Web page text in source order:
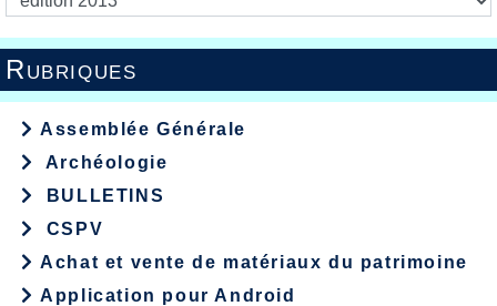
Rubriques
Assemblée Générale
Archéologie
BULLETINS
CSPV
Achat et vente de matériaux du patrimoine
Application pour Android